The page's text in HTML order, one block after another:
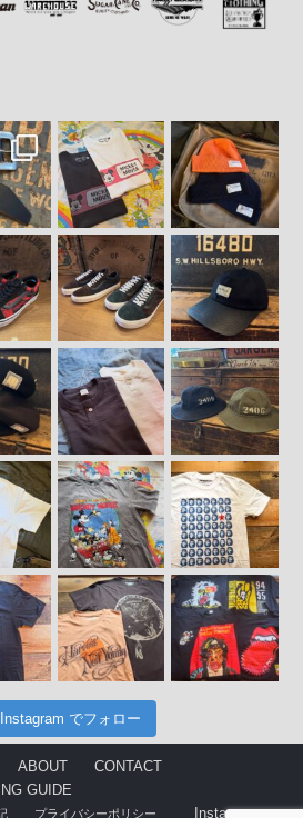
Instagram でフォロー
ABOUT
CONTACT
GUIDE
プライバシーポリシー Instagram